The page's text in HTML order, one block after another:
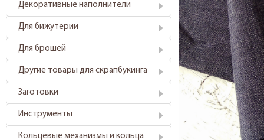
Декоративные наполнители
Для бижутерии
Для брошей
Другие товары для скрапбукинга
Заготовки
Инструменты
Кольцевые механизмы и кольца